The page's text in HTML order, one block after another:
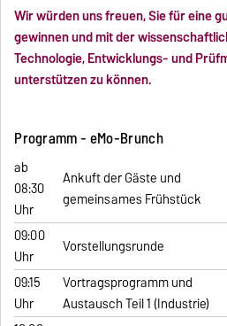
Wir würden uns freuen, Sie für eine
gewinnen und mit der
Technologie, Entwicklungs- und
unterstützen zu können.
Programm - eMo-Brunch
ab
08:30
Uhr
Ankuft der Gäste und
gemeinsames Frühstück
09:00
Uhr
Vorstellungsrunde
09:15
Uhr
Vortragsprogramm und
Austausch Teil 1 (Industrie)